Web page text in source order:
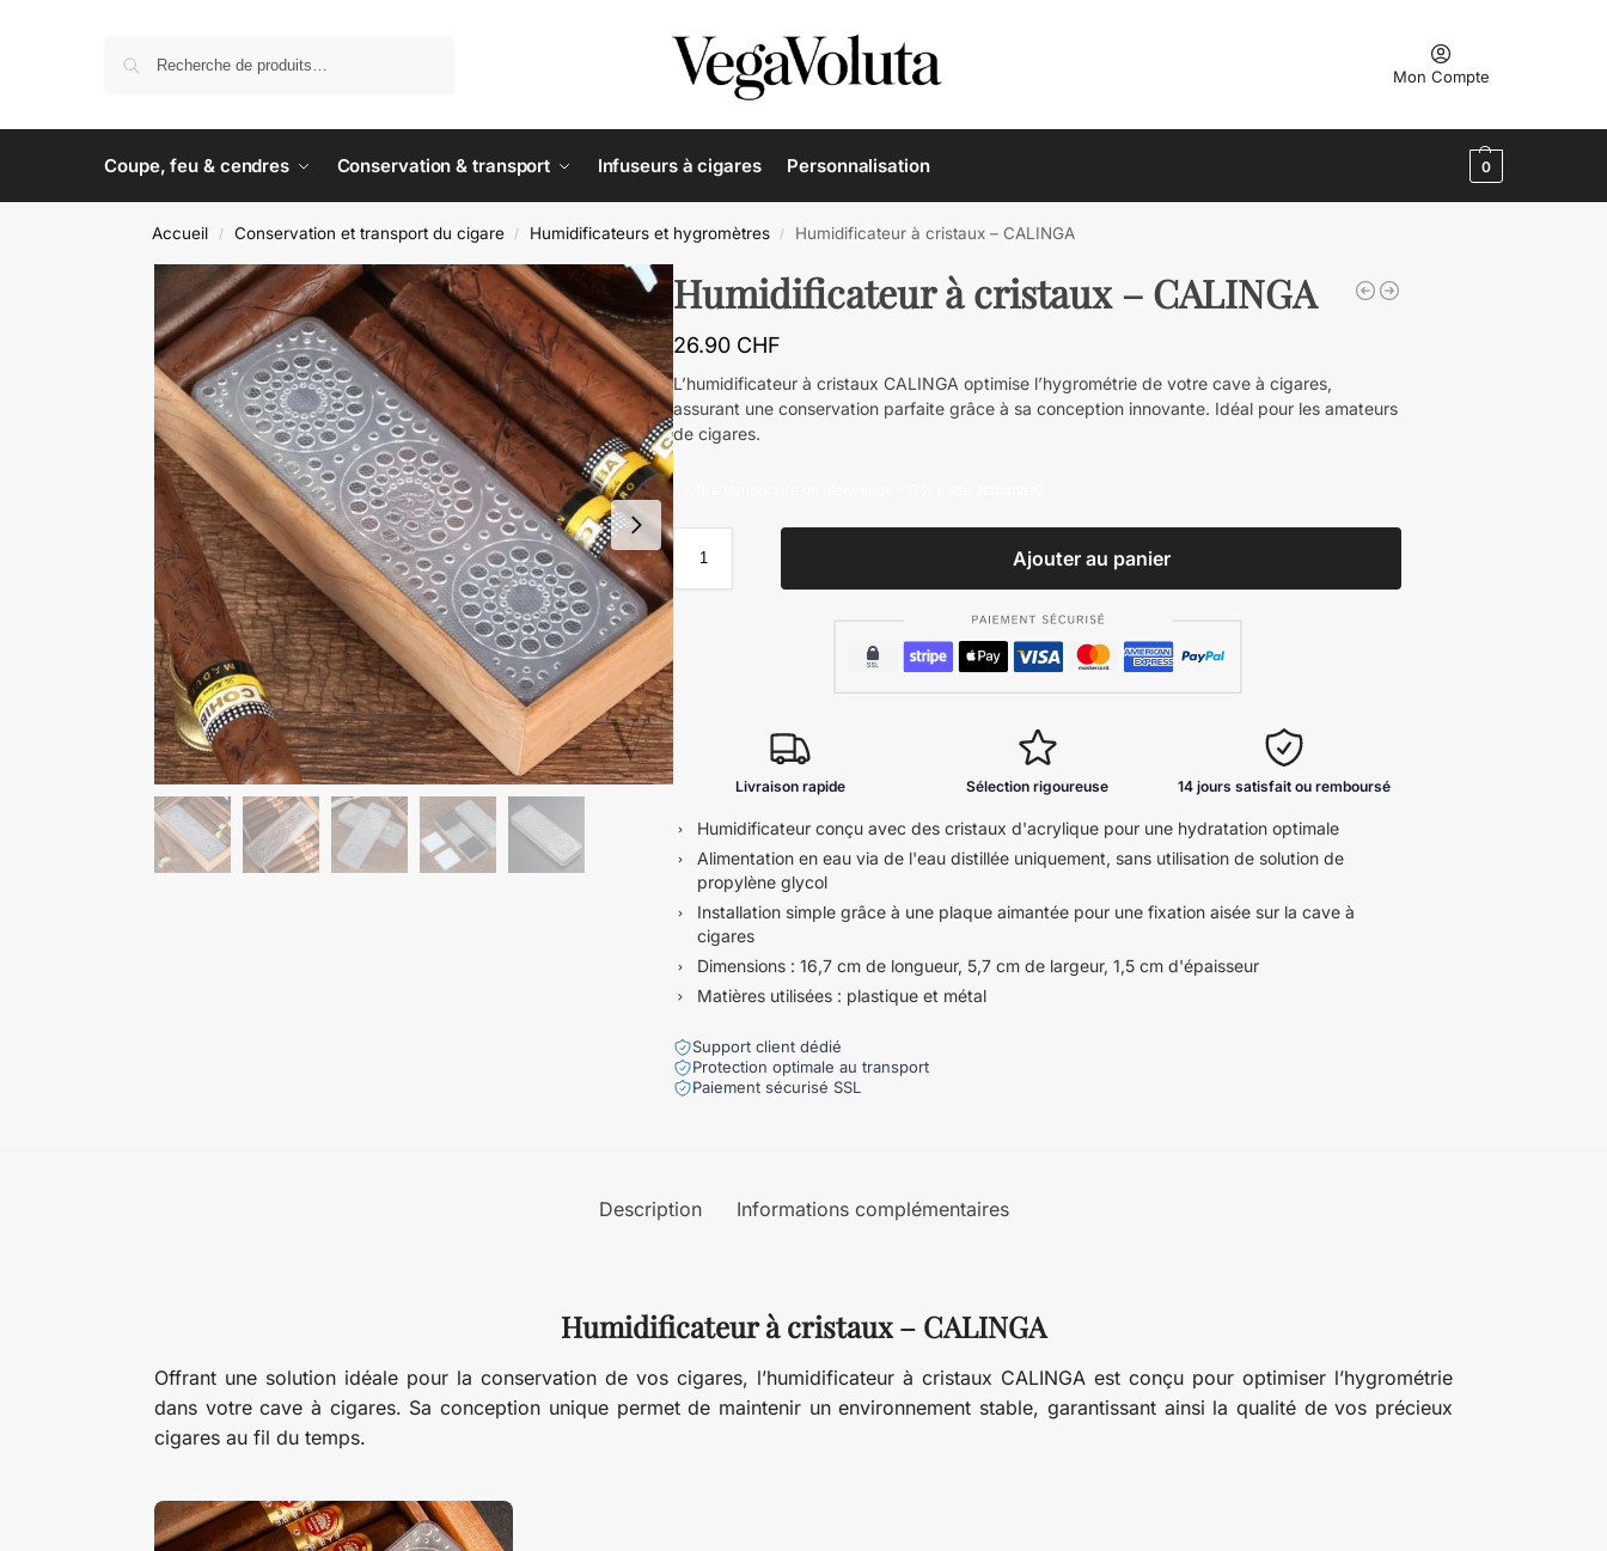
Mon Compte
Coupe, feu & cendres Conservation & transport Infuseurs à cigares Personnalisation 0
Accueil / Conservation et transport du cigare / Humidificateurs et hygromètres / Humidificateur à cristaux – CALINGA
Humidificateur à cristaux – CALINGA
26.90 CHF
L’humidificateur à cristaux CALINGA optimise l’hygrométrie de votre cave à cigares,
assurant une conservation parfaite grâce à sa conception innovante. Idéal pour les amateurs
de cigares.
Ajouter au panier
Livraison rapide Sélection rigoureuse 14 jours satisfait ou remboursé
Humidificateur conçu avec des cristaux d'acrylique pour une hydratation optimale
Alimentation en eau via de l'eau distillée uniquement, sans utilisation de solution de
propylène glycol
Installation simple grâce à une plaque aimantée pour une fixation aisée sur la cave à
cigares
Dimensions : 16,7 cm de longueur, 5,7 cm de largeur, 1,5 cm d'épaisseur
Matières utilisées : plastique et métal
Support client dédié
Protection optimale au transport
Paiement sécurisé SSL
Description Informations complémentaires
Humidificateur à cristaux – CALINGA
Offrant une solution idéale pour la conservation de vos cigares, l’humidificateur à cristaux CALINGA est conçu pour optimiser l’hygrométrie
dans votre cave à cigares. Sa conception unique permet de maintenir un environnement stable, garantissant ainsi la qualité de vos précieux
cigares au fil du temps.